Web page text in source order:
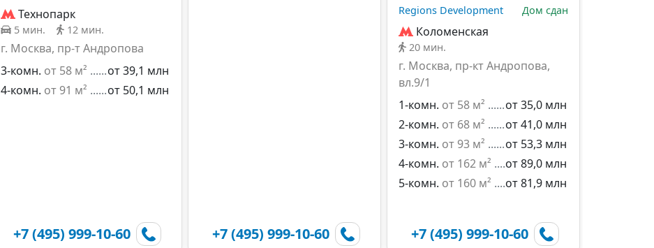
Технопарк
5 мин. 12 мин.
г. Москва, пр-т Андропова
3-комн. от 58 м²
от 39,1 млн
4-комн. от 91 м² от 50,1 млн
+7 (495) 999-10-60 +7 (495) 999-10-60
Regions Development Дом сдан
Коломенская
20 мин.
г. Москва, пр-кт Андропова,
вл.9/1
1-комн. от 58 м²
от 35,0 млн
2-комн. от 68 м²
от 41,0 млн
3-комн. от 93 м²
от 53,3 млн
4-комн. от 162 м²
от 89,0 млн
5-комн. от 160 м² от 81,9 млн
+7 (495) 999-10-60